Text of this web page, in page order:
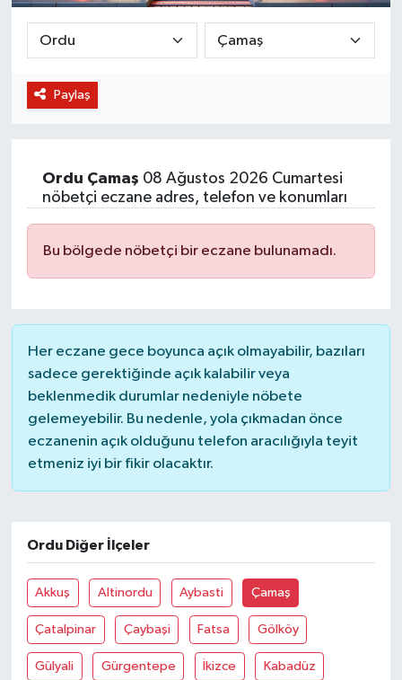
Paylaş
Ordu Çamaş 08 Ağustos 2026 Cumartesi
nöbetçi eczane adres, telefon ve konumları
Bu bölgede nöbetçi bir eczane bulunamadı.
Her eczane gece boyunca açık olmayabilir, bazıları
sadece gerektiğinde açık kalabilir veya
beklenmedik durumlar nedeniyle nöbete
gelemeyebilir. Bu nedenle, yola çıkmadan önce
eczanenin açık olduğunu telefon aracılığıyla teyit
etmeniz iyi bir fikir olacaktır.
Ordu Diğer İlçeler
Akkuş Altinordu Aybasti Çamaş
Çatalpinar Çaybaşi Fatsa Gölköy
Gülyali Gürgentepe İkizce Kabadüz
BİLİM VE TEKNOLOJİ